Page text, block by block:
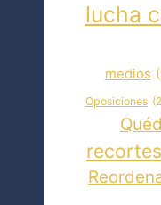
lucha
medios
Oposiciones